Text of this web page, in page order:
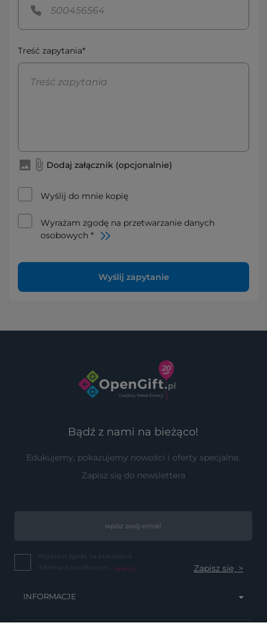
Treść zapytania*
Dodaj załącznik (opcjonalnie)
Wyślij do mnie kopię
Wyrażam zgodę na przetwarzanie danych
osobowych *
Wyślij zapytanie
Bądź z nami na bieżąco!
Edukujemy, pokazujemy nowości i oferty specjalne.
Zapisz się do newslettera
Wyrażam zgodę na przesyłanie
informacji handlowych... (więcej)
INFORMACJE